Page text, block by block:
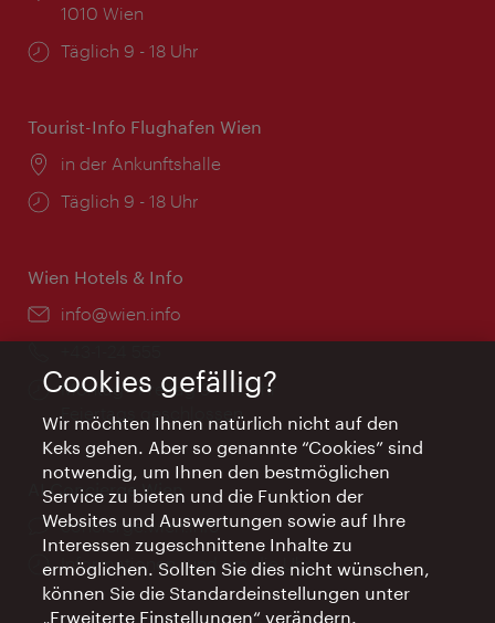
1010 Wien
Öffnungszeiten:
Täglich 9 - 18 Uhr
Tourist-Info Flughafen Wien
Ort:
in der Ankunftshalle
Öffnungszeiten:
Täglich 9 - 18 Uhr
Wien Hotels & Info
Email:
info@wien.info
Öffnungszeiten:
Montag - Freitag 9 – 17 Uhr
Feiertags geschlossen
AI Concierge Wien
Ort:
concierge.wien.info
Öffnungszeiten:
Informationen rund um die Uhr
Cookies gefällig?
Wir möchten Ihnen natürlich nicht auf den
Keks gehen. Aber so genannte “Cookies” sind
notwendig, um Ihnen den bestmöglichen
Service zu bieten und die Funktion der
Websites und Auswertungen sowie auf Ihre
Interessen zugeschnittene Inhalte zu
ermöglichen. Sollten Sie dies nicht wünschen,
können Sie die Standardeinstellungen unter
„Erweiterte Einstellungen“ verändern.